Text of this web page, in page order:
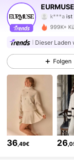
EURMUSE
k***aist
a***8 ist
4,75
4,75
999K+
Dieser Laden
Folgen
36,49€ 26